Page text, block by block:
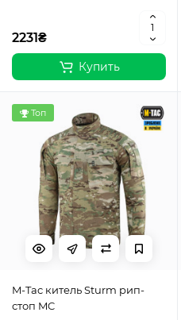
2231₴
Купить
Топ
M-Tac китель Sturm рип-
стоп MC